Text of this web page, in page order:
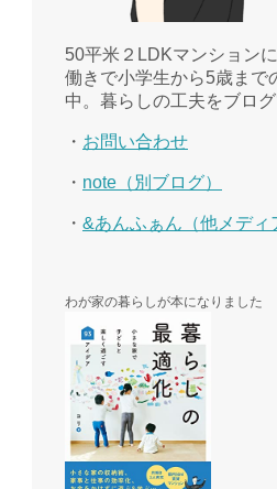
50平米２LDKマンション
働きで小学生から5歳まで
中。暮らしの工夫をブログ
・ お問い合わせ
・ note（別ブログ）
・ &あんふぁん（他メディ
わが家の暮らしが本になりました